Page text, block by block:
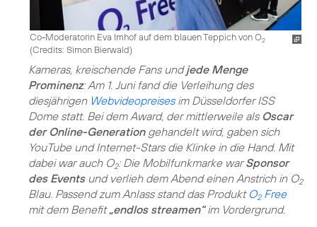
Co-Moderatorin Eva Imhof auf dem blauen Teppich von O2
(Credits: Simon Bierwald)
Kameras, kreischende Fans undjede Menge
Prominenz: Am 1. Juni fand die Verleihung des
diesjährigenWebvideopreisesim Düsseldorfer ISS
Dome statt. Bei dem Award, der mittlerweile als Oscar
der Online-Generationgehandelt wird, gaben sich
YouTube und Internet-Stars die Klinke in die Hand. Mit
dabei war auch O2: Die Mobilfunkmarke warSponsor
des Eventsund verlieh dem Abend einen Anstrich in O2
Blau. Passend zum Anlass stand das Produkt O2Free
mit dem Benefit„endlos streamen“im Vordergrund.